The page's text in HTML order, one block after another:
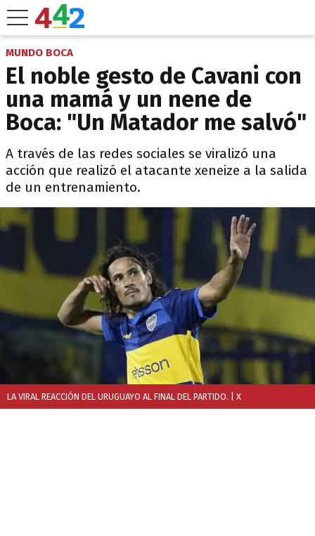
MUNDO BOCA
El noble gesto de Cavani con
una mamá y un nene de
Boca: "Un Matador me salvó"
A través de las redes sociales se viralizó una
acción que realizó el atacante xeneize a la salida
de un entrenamiento.
LA VIRAL REACCIÓN DEL URUGUAYO AL FINAL DEL PARTIDO. | X